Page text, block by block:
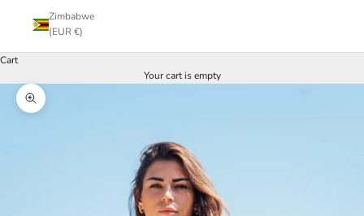
Zimbabwe
(EUR €)
Cart
Your cart is empty
Zoom picture